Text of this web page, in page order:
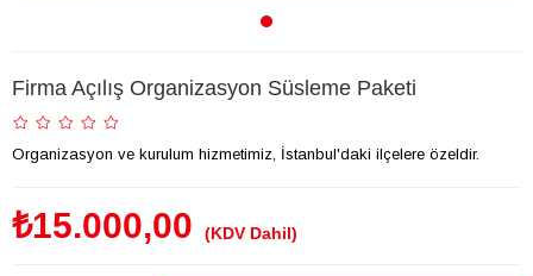
Firma Açılış Organizasyon Süsleme Paketi
Organizasyon ve kurulum hizmetimiz, İstanbul'daki ilçelere özeldir.
₺15.000,00 (KDV Dahil)